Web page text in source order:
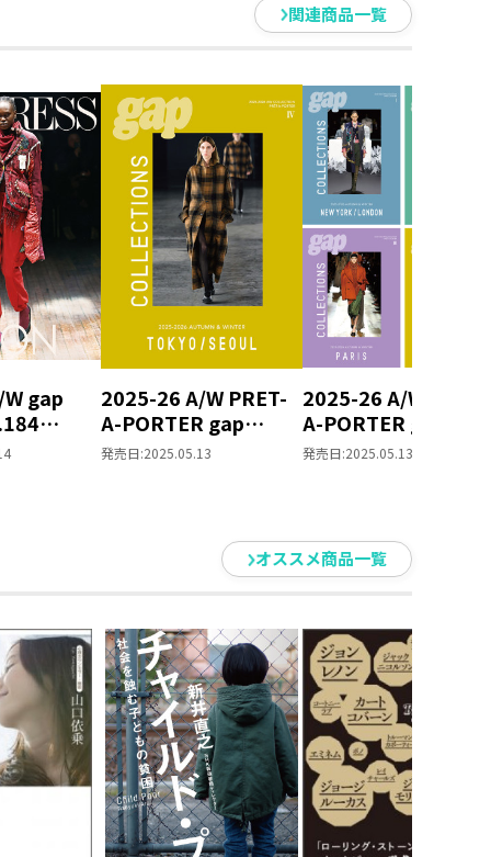
関連商品一覧
gap
2025-26 A/W PRET-
A-PORTER gap
COLLECTIONS
発売日:2025.05.13
2025-26 A/W PRET-
A-PORTER gap
COLLECTIONS 4冊
発売日:2025.05.13
オススメ商品一覧